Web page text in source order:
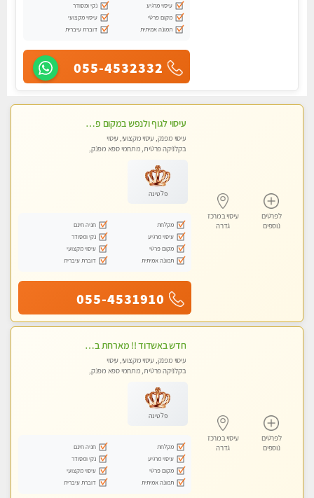
עיסוי מרגיע
נקי ומסודר
מקום פרטי
עיסוי מקצועי
תמונה אמיתית
דוברת עיברית
055-4532332
לפרטים
נוספים
עיסוי במרכז
גדרה
עיסוי לגוף ולנפש במקום פרטי ואיכותי
עיסוי מפנק, עיסוי מקצועי, עיסוי
בקלניקה פרטית, מתחמי ספא מפנק,
פלטינה
מקלחת
חניה חינם
עיסוי מרגיע
נקי ומסודר
מקום פרטי
עיסוי מקצועי
תמונה אמיתית
דוברת עיברית
055-4531910
לפרטים
נוספים
עיסוי במרכז
גדרה
חדש באשדוד !! מארחת בדירתי באופן פרטי ודיסקרטי מקום יפה מסודר נקי ואווירה נעימה יחס טוב בבית חםללא מין !!
עיסוי מפנק, עיסוי מקצועי, עיסוי
בקלניקה פרטית, מתחמי ספא מפנק,
פלטינה
מקלחת
חניה חינם
עיסוי מרגיע
נקי ומסודר
מקום פרטי
עיסוי מקצועי
תמונה אמיתית
דוברת עיברית